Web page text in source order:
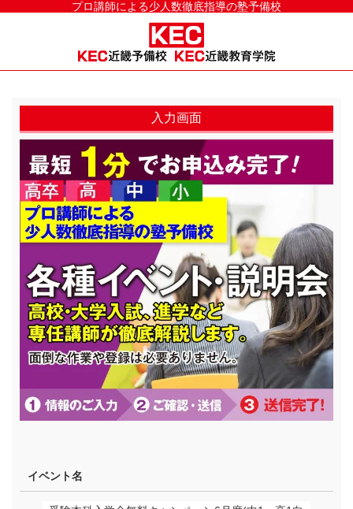
プロ講師による少人数徹底指導の塾予備校
入力画面
イベント名